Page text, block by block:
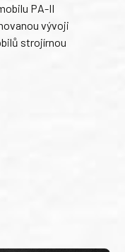
PA-II
vývoji
strojírnou